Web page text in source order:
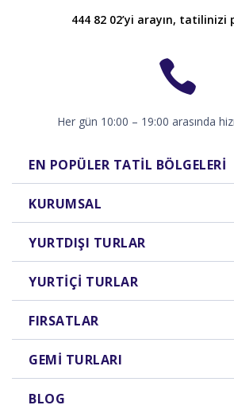
444 82 02’yi arayın, tatilinizi
Her gün 10:00 – 19:00 arasında
EN POPÜLER TATIL BÖLGELERI
KURUMSAL
YURTDIŞI TURLAR
YURTIÇI TURLAR
FIRSATLAR
GEMI TURLARI
BLOG